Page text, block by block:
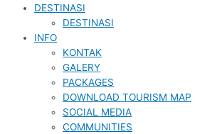
DESTINASI
DESTINASI
INFO
KONTAK
GALERY
PACKAGES
DOWNLOAD TOURISM MAP
SOCIAL MEDIA
COMMUNITIES